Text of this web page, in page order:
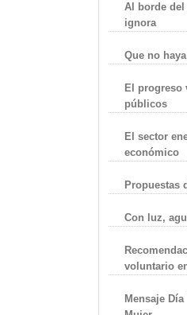
Al borde
ignora
Que no
El progreso
públicos
El sector
económico
Propuestas
Con luz,
voluntario
Mensaje